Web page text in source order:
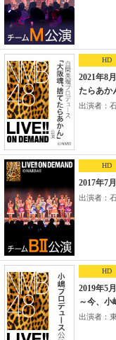
HD
2021年8
たらあか
出演者：
HD
2017年7
出演者：
HD
2019年5
～今、小
出演者：